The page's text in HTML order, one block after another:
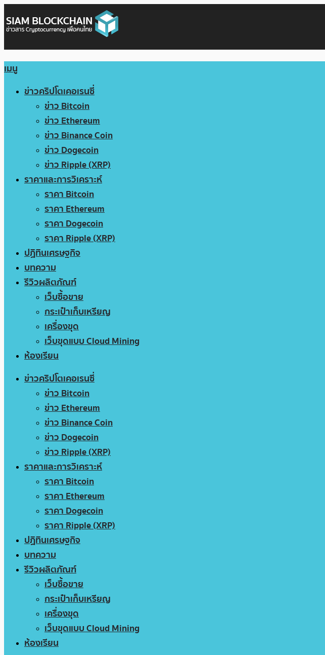
เมนู
ข่าวคริปโตเคอเรนซี่
ข่าว Bitcoin
ข่าว Ethereum
ข่าว Binance Coin
ข่าว Dogecoin
ข่าว Ripple (XRP)
ราคาและการวิเคราะห์
ราคา Bitcoin
ราคา Ethereum
ราคา Dogecoin
ราคา Ripple (XRP)
ปฏิทินเศรษฐกิจ
บทความ
รีวิวผลิตภัณฑ์
เว็บซื้อขาย
กระเป๋าเก็บเหรียญ
เครื่องขุด
เว็บขุดแบบ Cloud Mining
ห้องเรียน
ข่าวคริปโตเคอเรนซี่
ข่าว Bitcoin
ข่าว Ethereum
ข่าว Binance Coin
ข่าว Dogecoin
ข่าว Ripple (XRP)
ราคาและการวิเคราะห์
ราคา Bitcoin
ราคา Ethereum
ราคา Dogecoin
ราคา Ripple (XRP)
ปฏิทินเศรษฐกิจ
บทความ
รีวิวผลิตภัณฑ์
เว็บซื้อขาย
กระเป๋าเก็บเหรียญ
เครื่องขุด
เว็บขุดแบบ Cloud Mining
ห้องเรียน